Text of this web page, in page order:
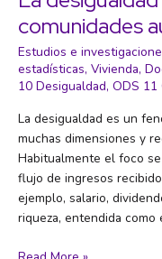
comunidades
Estudios e
estadísticas, Vivienda,
10 Desigualdad, ODS 11
La desigualdad es un
muchas dimensiones y
Habitualmente el foco
flujo de ingresos
ejemplo, salario,
riqueza, entendida
La